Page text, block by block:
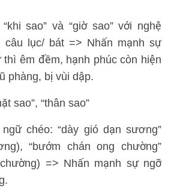
sao” và “giờ sao” với nghệ
câu lục/ bát => Nhấn mạnh sự
thì êm đềm, hạnh phúc còn hiện
phàng, bị vùi dập.
sao”, “thân sao”
chéo: “dày gió dạn sương”
“bướm chán ong chường”
=> Nhấn mạnh sự ngỡ